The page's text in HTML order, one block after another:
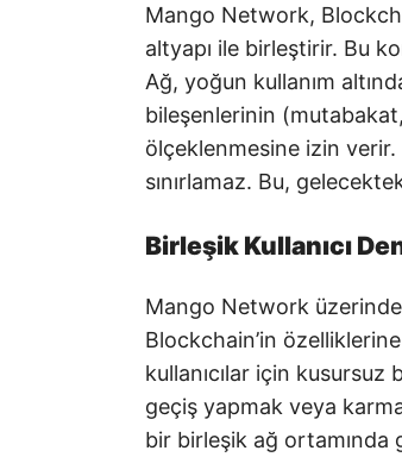
Mango Network,
altyapı ile birleştirir. Bu
Ağ, yoğun kullanım
bileşenlerinin
ölçeklenmesine izin
sınırlamaz. Bu,
Birleşik Kullanıcı
Mango Network
Blockchain’in
kullanıcılar için kusursuz
geçiş yapmak veya
bir birleşik ağ